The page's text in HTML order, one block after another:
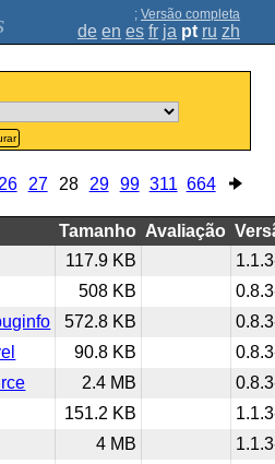
; Versão completa
de en es fr ja pt ru zh
26 27 28 29 99 311 664
Tamanho Avaliação
117.9 KB
508 KB
572.8 KB
90.8 KB
2.4 MB
151.2 KB
4 MB